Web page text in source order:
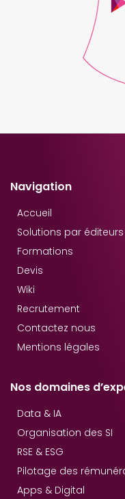
Navigation
Accueil
Solutions par éditeurs
Formations
Devis
Wiki
Recrutement
Contactez nous
Mentions légales
Nos domaines
Data & IA
Organisation des SI
RSE & ESG
Pilotage des
Apps & Digital